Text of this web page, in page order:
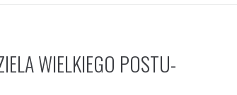
WIELKIEGO POSTU-